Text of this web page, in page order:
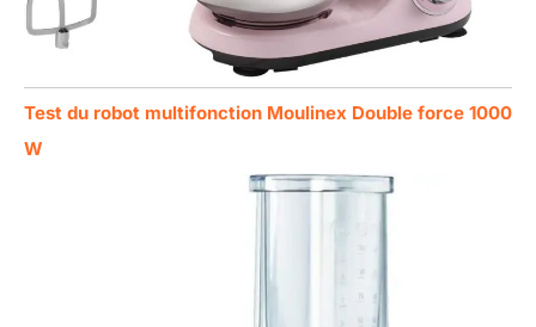
Test du robot multifonction Moulinex Double force 1000
W